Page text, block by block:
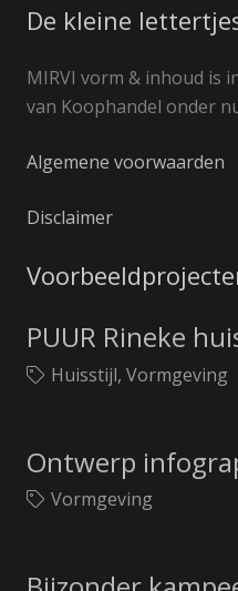
De kleine
MIRVI vorm & inhoud is
van Koophandel onder
Algemene voorwaarden
Disclaimer
PUUR Rineke
Huisstijl,Vormgeving
Ontwerp
Vormgeving